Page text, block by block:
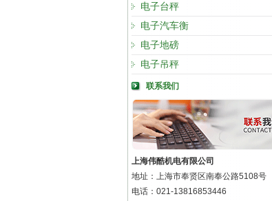
电子台秤
电子汽车衡
电子地磅
电子吊秤
联系我们
上海伟酷机电有限公司
地址：上海市奉贤区南奉公路5108号
电话：021-13816853446